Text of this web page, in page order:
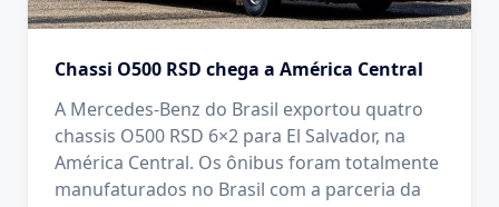
Chassi O500 RSD chega a América Central
A Mercedes-Benz do Brasil exportou quatro
chassis O500 RSD 6×2 para El Salvador, na
América Central. Os ônibus foram totalmente
manufaturados no Brasil com a parceria da